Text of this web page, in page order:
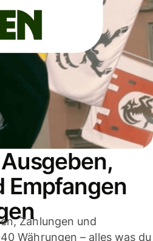
Empfangen
Zahlungen und
Währungen – alles was du